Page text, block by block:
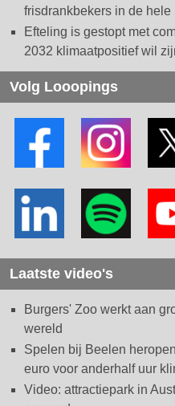
frisdrankbekers in de
Efteling is gestopt met
2032 klimaatpositief wil
Volg Looopings
Laatste video's
Burgers' Zoo werkt aan
wereld
Spelen bij Beelen
euro voor anderhalf uur
Video: attractiepark in